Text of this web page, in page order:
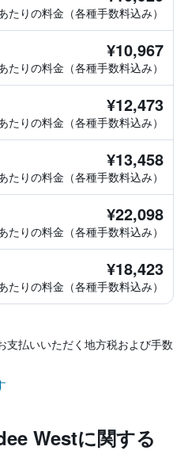
たりの料金（各種手数料込み）
¥10,967
たりの料金（各種手数料込み）
¥12,473
たりの料金（各種手数料込み）
¥13,458
たりの料金（各種手数料込み）
¥22,098
たりの料金（各種手数料込み）
¥18,423
たりの料金（各種手数料込み）
支払いいただく地方税および手数
Westに関する